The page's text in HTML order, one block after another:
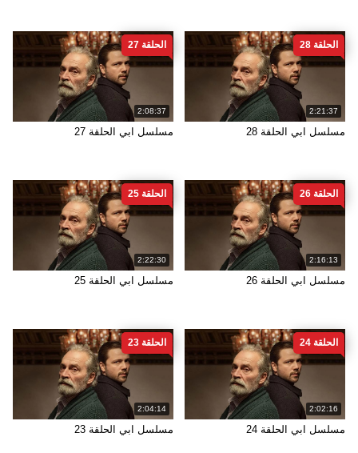
2:21:37
الحلقة 28
مسلسل ابي الحلقة 28
2:08:37
الحلقة 27
مسلسل ابي الحلقة 27
2:16:13
الحلقة 26
مسلسل ابي الحلقة 26
2:22:30
الحلقة 25
مسلسل ابي الحلقة 25
2:02:16
الحلقة 24
مسلسل ابي الحلقة 24
2:04:14
الحلقة 23
مسلسل ابي الحلقة 23